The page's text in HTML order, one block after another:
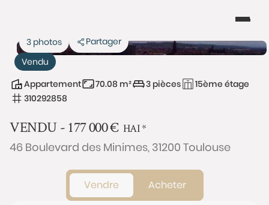
Vendu
3 photos Partager
Appartement 70.08 m² 3 pièces
15ème étage
310292858
VENDU -177 000€ HAI*
46 Boulevard des Minimes, 31200 Toulouse
Vendre Acheter